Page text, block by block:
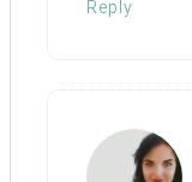
Reply